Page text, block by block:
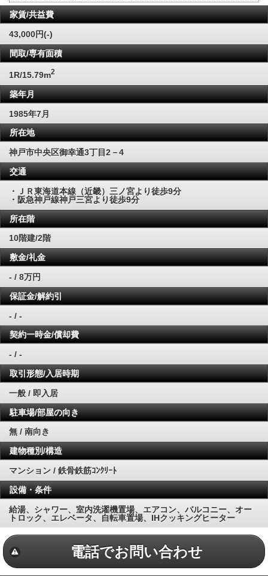
家賃/共益費
43,000円(-)
間取/専有面積
1R/15.79m2
築年月
1985年7月
所在地
神戸市中央区御幸通3丁目2－4
交通
・ＪＲ東海道本線（近畿）三ノ宮より徒歩9分
・阪急神戸線神戸三宮より徒歩9分
所在階
10階建/2階
敷金/礼金
- / 8万円
保証金/解約引
- / -
契約一時金/償却費
- / -
取引形態/入居時期
一般 / 即入居
駐車場/部屋の向き
無 / 南向き
建物種別/構造
マンション / 鉄骨鉄筋ｺﾝｸﾘｰﾄ
設備・条件
給湯、シャワー、室内洗濯機置場、エアコン、バルコニー、オー
トロック、エレベータ、自転車置場、IHクッキングヒーター
電話でお問い合わせ